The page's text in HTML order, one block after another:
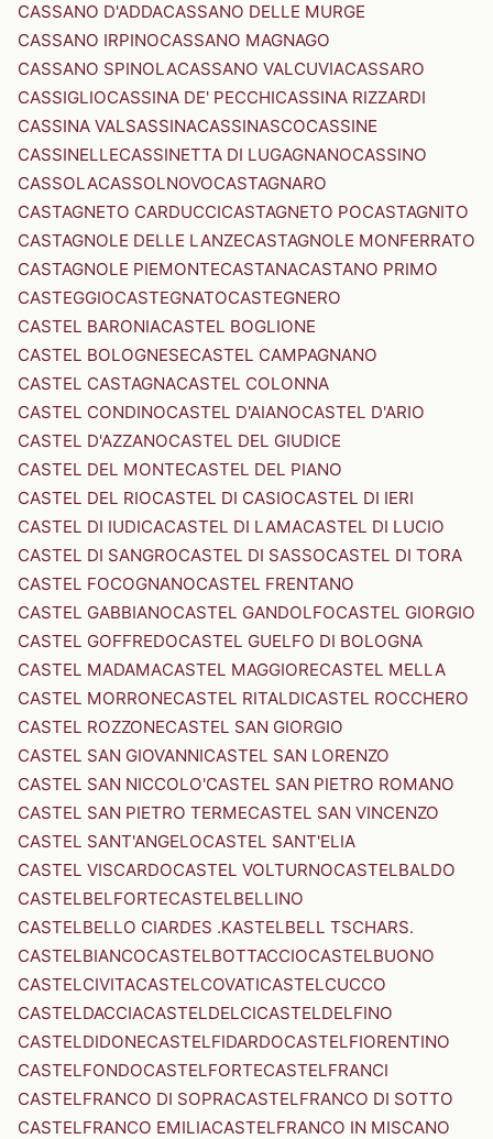
CASSANO D'ADDACASSANO DELLE MURGE
CASSANO IRPINOCASSANO MAGNAGO
CASSANO SPINOLACASSANO VALCUVIACASSARO
CASSIGLIOCASSINA DE' PECCHICASSINA RIZZARDI
CASSINA VALSASSINACASSINASCOCASSINE
CASSINELLECASSINETTA DI LUGAGNANOCASSINO
CASSOLACASSOLNOVOCASTAGNARO
CASTAGNETO CARDUCCICASTAGNETO POCASTAGNITO
CASTAGNOLE DELLE LANZECASTAGNOLE MONFERRATO
CASTAGNOLE PIEMONTECASTANACASTANO PRIMO
CASTEGGIOCASTEGNATOCASTEGNERO
CASTEL BARONIACASTEL BOGLIONE
CASTEL BOLOGNESECASTEL CAMPAGNANO
CASTEL CASTAGNACASTEL COLONNA
CASTEL CONDINOCASTEL D'AIANOCASTEL D'ARIO
CASTEL D'AZZANOCASTEL DEL GIUDICE
CASTEL DEL MONTECASTEL DEL PIANO
CASTEL DEL RIOCASTEL DI CASIOCASTEL DI IERI
CASTEL DI IUDICACASTEL DI LAMACASTEL DI LUCIO
CASTEL DI SANGROCASTEL DI SASSOCASTEL DI TORA
CASTEL FOCOGNANOCASTEL FRENTANO
CASTEL GABBIANOCASTEL GANDOLFOCASTEL GIORGIO
CASTEL GOFFREDOCASTEL GUELFO DI BOLOGNA
CASTEL MADAMACASTEL MAGGIORECASTEL MELLA
CASTEL MORRONECASTEL RITALDICASTEL ROCCHERO
CASTEL ROZZONECASTEL SAN GIORGIO
CASTEL SAN GIOVANNICASTEL SAN LORENZO
CASTEL SAN NICCOLO'CASTEL SAN PIETRO ROMANO
CASTEL SAN PIETRO TERMECASTEL SAN VINCENZO
CASTEL SANT'ANGELOCASTEL SANT'ELIA
CASTEL VISCARDOCASTEL VOLTURNOCASTELBALDO
CASTELBELFORTECASTELBELLINO
CASTELBELLO CIARDES .KASTELBELL TSCHARS.
CASTELBIANCOCASTELBOTTACCIOCASTELBUONO
CASTELCIVITACASTELCOVATICASTELCUCCO
CASTELDACCIACASTELDELCICASTELDELFINO
CASTELDIDONECASTELFIDARDOCASTELFIORENTINO
CASTELFONDOCASTELFORTECASTELFRANCI
CASTELFRANCO DI SOPRACASTELFRANCO DI SOTTO
CASTELFRANCO EMILIACASTELFRANCO IN MISCANO